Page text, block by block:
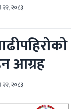
२२, २०८३
आग्रह
२२, २०८३